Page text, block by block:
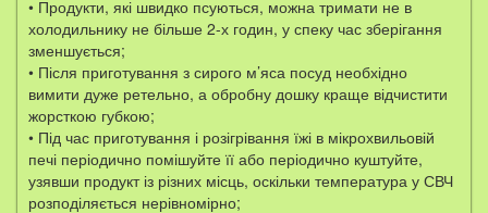
• Продукти, які швидко псуються, можна тримати не в
холодильнику не більше 2-х годин, у спеку час зберігання
зменшується;
• Після приготування з сирого м’яса посуд необхідно
вимити дуже ретельно, а обробну дошку краще відчистити
жорсткою губкою;
• Під час приготування і розігрівання їжі в мікрохвильовій
печі періодично помішуйте її або періодично куштуйте,
узявши продукт із різних місць, оскільки температура у СВЧ
розподіляється нерівномірно;